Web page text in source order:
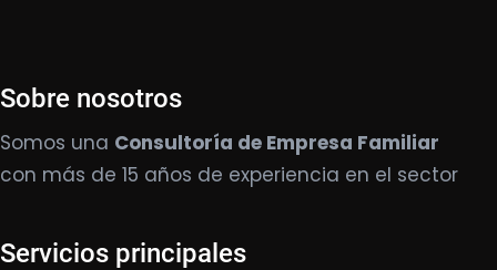
Sobre nosotros
Somos una Consultoría de Empresa Familiar
con más de 15 años de experiencia en el sector
Servicios principales